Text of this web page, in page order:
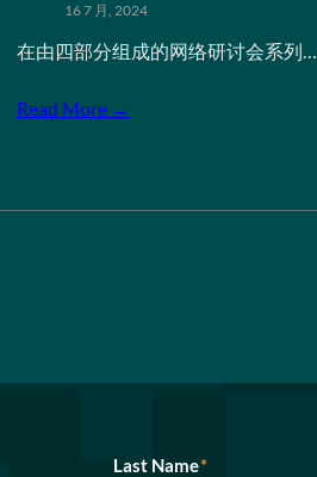
16 7 月, 2024
在由四部分组成的网络研讨会系列…
Read More →
Last Name*